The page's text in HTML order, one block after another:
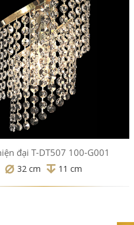
đại T-DT507 100-G001
32 cm 11 cm